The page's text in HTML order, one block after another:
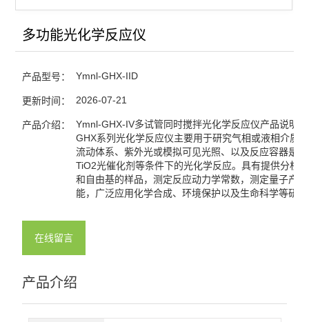
多功能光化学反应仪
产品型号： Ymnl-GHX-IID
更新时间： 2026-07-21
产品介绍：
Ymnl-GHX-IV多试管同时搅拌光化学反应仪产品说明
GHX系列光化学反应仪主要用于研究气相或液相介质
流动体系、紫外光或模拟可见光照、以及反应容器是
TiO2光催化剂等条件下的光化学反应。具有提供分析
和自由基的样品，测定反应动力学常数，测定量子产
能，广泛应用化学合成、环境保护以及生命科学等研
在线留言
产品介绍